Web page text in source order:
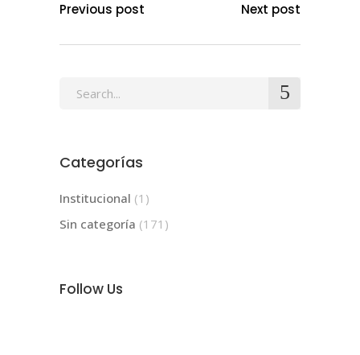
Previous post Next post
Search
Categorías
Institucional (1)
Sin categoría (171)
Follow Us